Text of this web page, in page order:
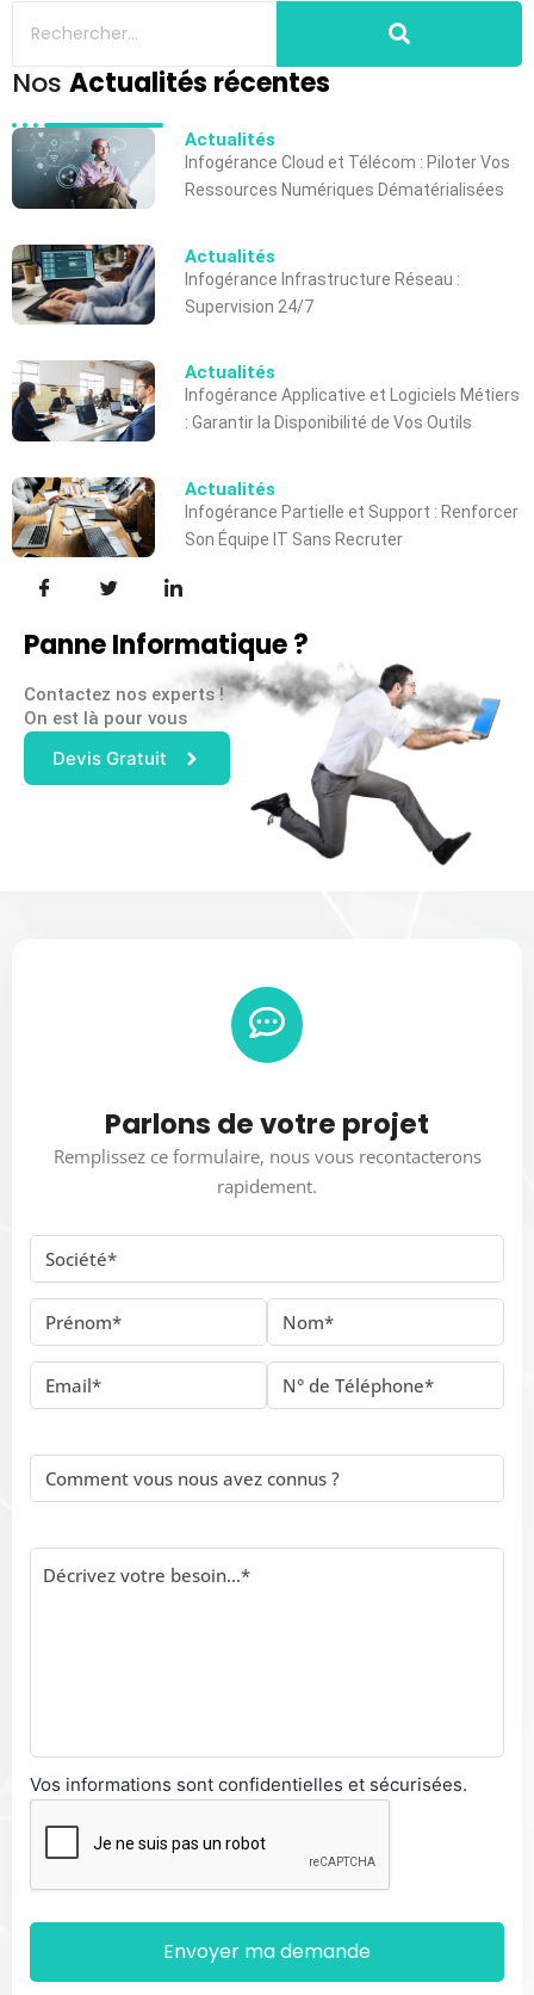
Nos Actualités récentes
Actualités
Infogérance Cloud et Télécom : Piloter Vos
Ressources Numériques Dématérialisées
Actualités
Infogérance Infrastructure Réseau :
Supervision 24/7
Actualités
Infogérance Applicative et Logiciels Métiers
: Garantir la Disponibilité de Vos Outils
Actualités
Infogérance Partielle et Support : Renforcer
Son Équipe IT Sans Recruter
Panne Informatique ?
Contactez nos experts !
On est là pour vous
Devis Gratuit
Parlons de votre projet
Remplissez ce formulaire, nous vous recontacterons
rapidement.
Vos informations sont confidentielles et sécurisées.